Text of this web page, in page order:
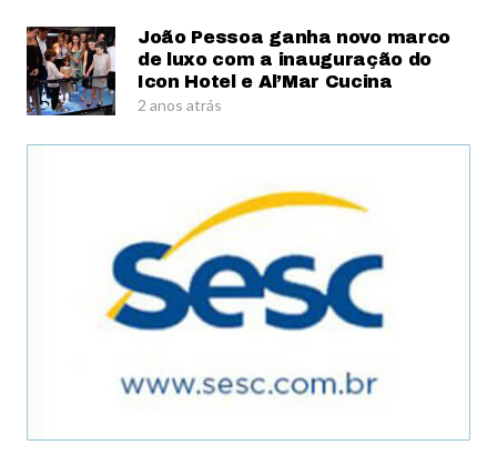
João Pessoa ganha novo marco
de luxo com a inauguração do
Icon Hotel e Al’Mar Cucina
2 anos atrás